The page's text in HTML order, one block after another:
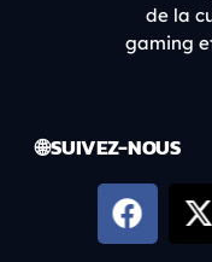
de la
gaming
🌐 SUIVEZ-NOUS